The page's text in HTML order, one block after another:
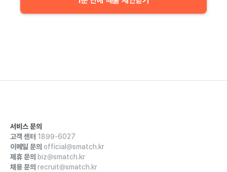
서비스 문의
고객 센터 1899-6027
이메일 문의 official@smatch.kr
제휴 문의 biz@smatch.kr
채용 문의 recruit@smatch.kr